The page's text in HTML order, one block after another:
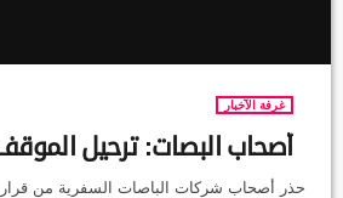
غرفة الآخبار
أصحاب البصات: ترحيل
حذر أصحاب شركات الباصات السفرية من